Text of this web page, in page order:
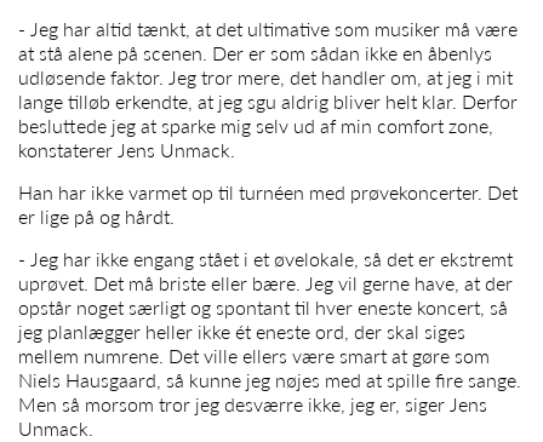
- Jeg har altid tænkt, at det ultimative som musiker må være
at stå alene på scenen. Der er som sådan ikke en åbenlys
udløsende faktor. Jeg tror mere, det handler om, at jeg i mit
lange tilløb erkendte, at jeg sgu aldrig bliver helt klar. Derfor
besluttede jeg at sparke mig selv ud af min comfort zone,
konstaterer Jens Unmack
Han har ikke varmet op til turnéen med prøvekoncerter. Det
er lige på og hårdt.
- Jeg har ikke engang stået i et øvelokale, så det er ekstremt
uprøvet. Det må briste eller bære. Jeg vil gerne have, at der
opstår noget særligt og spontant til hver eneste koncert, så
jeg planlægger heller ikke ét eneste ord, der skal siges
mellem numrene. Det ville ellers være smart at gøre som
Niels Hausgaard, så kunne jeg nøjes med at spille fire sange.
Men så morsom tror jeg desværre ikke, jeg er, siger Jens
Unmack